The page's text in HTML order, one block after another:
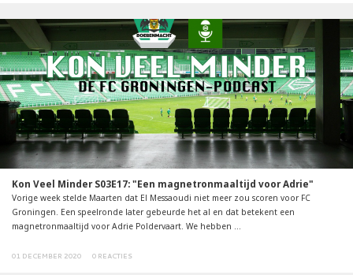
Kon Veel Minder S03E17: "Een magnetronmaaltijd voor Adrie"
Vorige week stelde Maarten dat El Messaoudi niet meer zou scoren voor FC
Groningen. Een speelronde later gebeurde het al en dat betekent een
magnetronmaaltijd voor Adrie Poldervaart. We hebben ...
01 DECEMBER 2020 0 REACTIES